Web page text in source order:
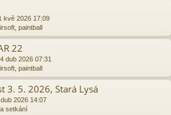
kvě 2026 17:09
paintball
22
dub 2026 07:31
paintball
3. 5. 2026, Stará Lysá
2026 14:07
setkání